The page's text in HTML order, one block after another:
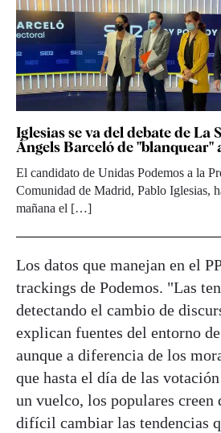
Iglesias se va del debate de La
Àngels Barceló de "blanquear"
El candidato de Unidas Podemos a la
Comunidad de Madrid, Pablo Iglesias,
mañana el […]
Los datos que manejan en el
trackings de Podemos. "Las
detectando el cambio de
explican fuentes del entorno
aunque a diferencia de los
que hasta el día de las
un vuelco, los populares creen
difícil cambiar las tendencias